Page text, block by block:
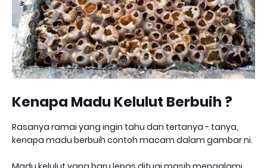
Kenapa Madu Kelulut Berbuih ?
Rasanya ramai yang ingin tahu dan tertanya - tanya,
kenapa madu berbuih contoh macam dalam gambar ni.